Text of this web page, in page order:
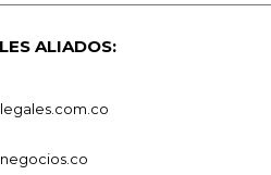
ALIADOS: